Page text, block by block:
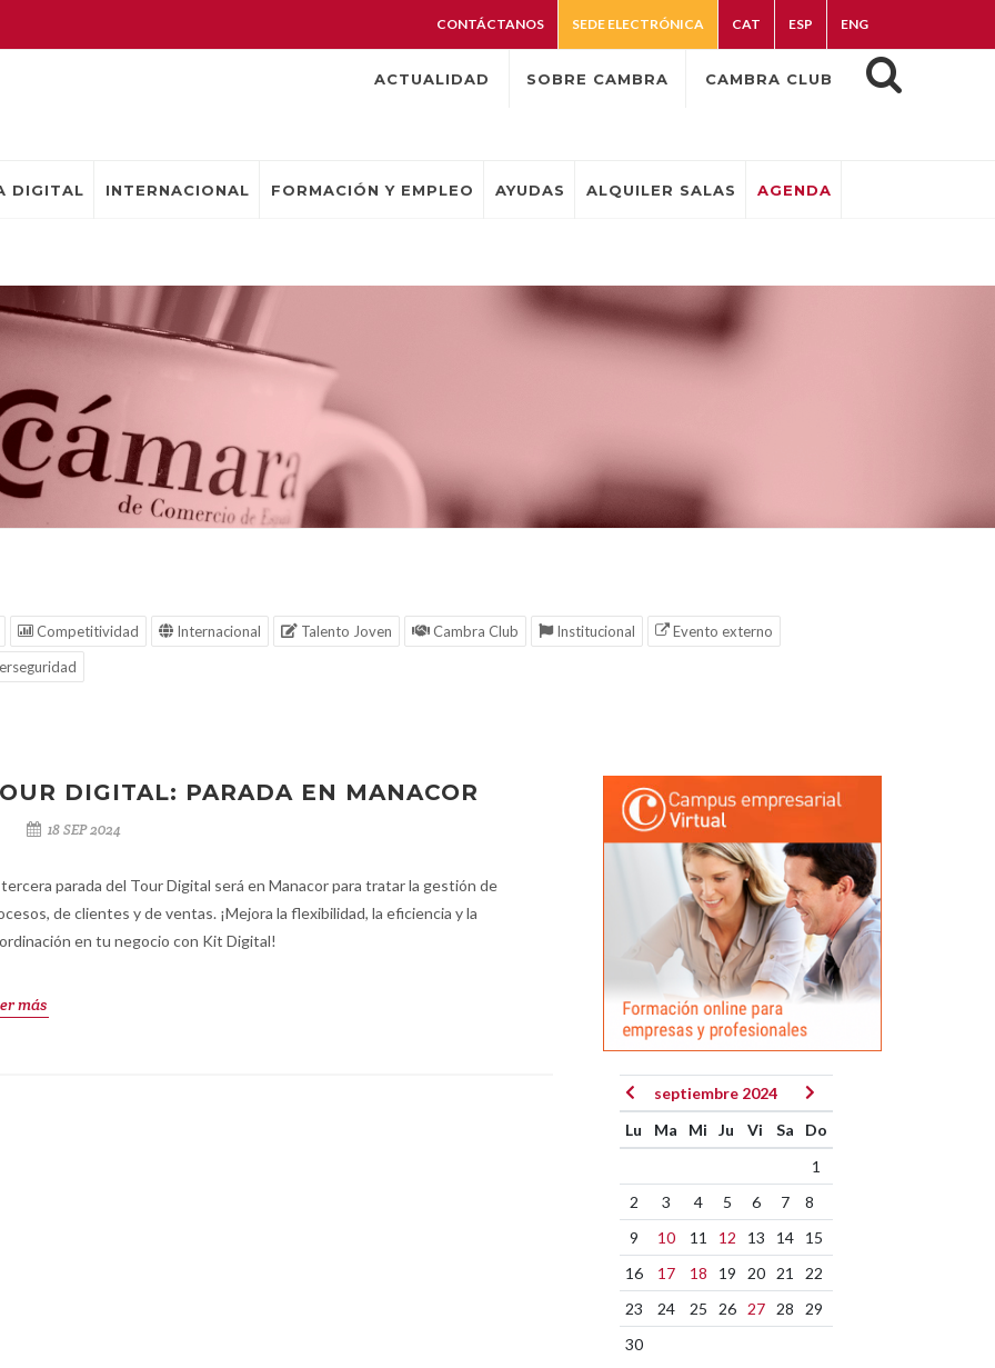
CONTÁCTANOS SEDE ELECTRÓNICA CAT ESP ENG
ACTUALIDAD SOBRE CAMBRA CAMBRA CLUB
DIGITAL INTERNACIONAL FORMACIÓN Y EMPLEO AYUDAS ALQUILER SALAS AGENDA
Competitividad Internacional Talento Joven Cambra Club Institucional
Evento externo
DIGITAL: PARADA EN MANACOR
18 SEP 2024
tercera parada del Tour Digital será en Manacor para tratar la gestión de
de clientes y de ventas. ¡Mejora la flexibilidad, la eficiencia y la
en tu negocio con Kit Digital!
más
septiembre 2024
Lu
Ma Mi Ju Vi Sa
Do
1
2
3 4 5 6 7
8
9
10 11 12 13 14
15
16
17 18 19 20 21
22
23
24 25 26 27 28
29
30